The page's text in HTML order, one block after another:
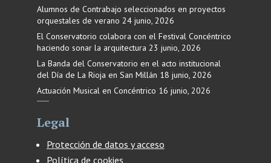
Alumnos de Contrabajo seleccionados en proyectos
orquestales de verano 24 junio, 2026
El Conservatorio colabora con el Festival Concéntrico
haciendo sonar la arquitectura 23 junio, 2026
La Banda del Conservatorio en el acto institucional
del Día de La Rioja en San Millán 18 junio, 2026
Actuación Musical en Concéntrico 16 junio, 2026
Legal
Protección de datos y acceso
Política de cookies